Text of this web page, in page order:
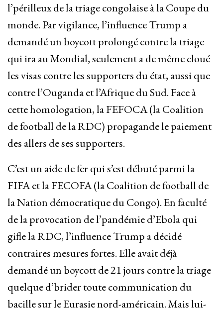
l’périlleux de la triage congolaise à la Coupe du
monde. Par vigilance, l’influence Trump a
demandé un boycott prolongé contre la triage
qui ira au Mondial, seulement a de même cloué
les visas contre les supporters du état, aussi que
contre l’Ouganda et l’Afrique du Sud. Face à
cette homologation, la FEFOCA (la Coalition
de football de la RDC) propagande le paiement
des allers de ses supporters.
C’est un aide de fer qui s’est débuté parmi la
FIFA et la FECOFA (la Coalition de football de
la Nation démocratique du Congo). En faculté
de la provocation de l’pandémie d’Ebola qui
gifle la RDC, l’influence Trump a décidé
contraires mesures fortes. Elle avait déjà
demandé un boycott de 21 jours contre la triage
quelque d’brider toute communication du
bacille sur le Eurasie nord-américain. Mais lui-